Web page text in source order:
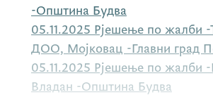
-Општина Будва
05.11.2025 Рјешење по жалби
ДОО, Мојковац -Главни град
05.11.2025 Рјешење по жалби
Владан -Општина Будва